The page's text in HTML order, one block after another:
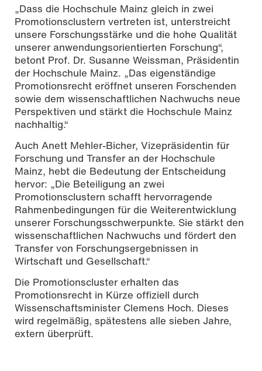
„Dass die Hochschule Mainz gleich in zwei
Promotionsclustern vertreten ist, unterstreicht
unsere Forschungsstärke und die hohe Qualität
unserer anwendungsorientierten Forschung“,
betont Prof. Dr. Susanne Weissman, Präsidentin
der Hochschule Mainz. „Das eigenständige
Promotionsrecht eröffnet unseren Forschenden
sowie dem wissenschaftlichen Nachwuchs neue
Perspektiven und stärkt die Hochschule Mainz
nachhaltig.“
Auch Anett Mehler-Bicher, Vizepräsidentin für
Forschung und Transfer an der Hochschule
Mainz, hebt die Bedeutung der Entscheidung
hervor: „Die Beteiligung an zwei
Promotionsclustern schafft hervorragende
Rahmenbedingungen für die Weiterentwicklung
unserer Forschungsschwerpunkte. Sie stärkt den
wissenschaftlichen Nachwuchs und fördert den
Transfer von Forschungsergebnissen in
Wirtschaft und Gesellschaft.“
Die Promotionscluster erhalten das
Promotionsrecht in Kürze offiziell durch
Wissenschaftsminister Clemens Hoch. Dieses
wird regelmäßig, spätestens alle sieben Jahre,
extern überprüft.